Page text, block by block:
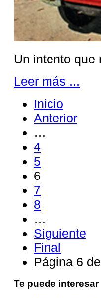
Un intento que
Leer más ...
Inicio
Anterior
…
4
5
6
7
8
…
Siguiente
Final
Página 6
Te puede interesar